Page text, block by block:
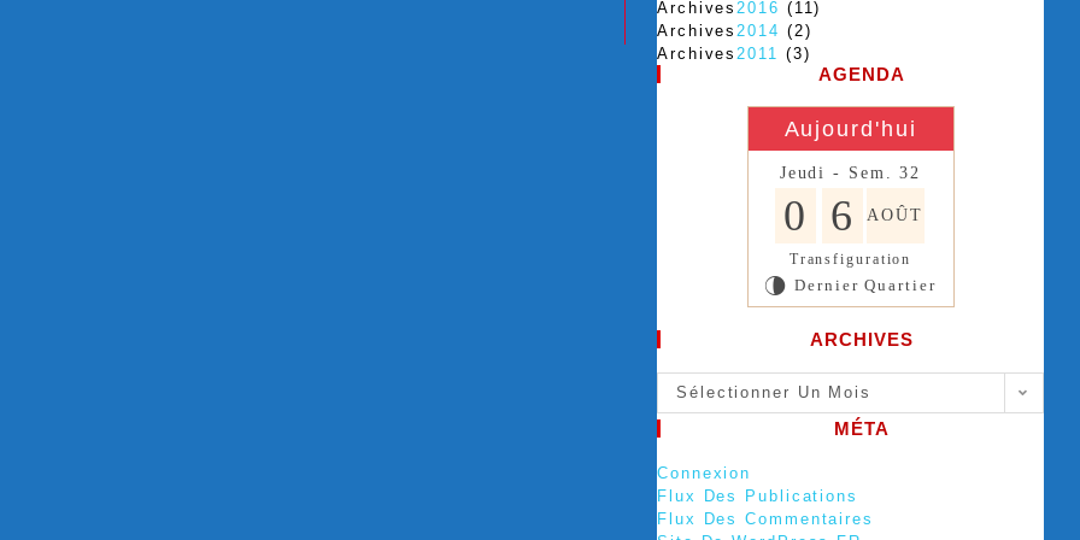
Archives2016 (11)
Archives2014 (2)
Archives2011 (3)
AGENDA
Aujourd'hui
Jeudi - Sem. 32
0 6 AOÛT
Transfiguration
U Dernier Quartier
ARCHIVES
Sélectionner Un Mois
MÉTA
Connexion
Flux Des Publications
Flux Des Commentaires